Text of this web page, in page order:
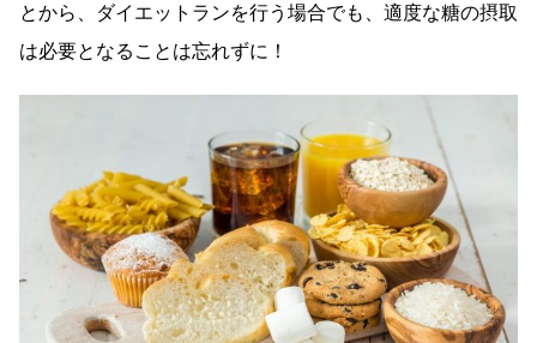
とから、ダイエットランを行う場合でも、適度な糖の摂取
は必要となることは忘れずに！